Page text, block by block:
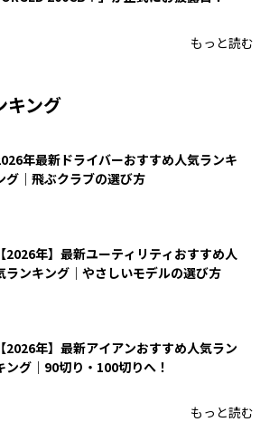
もっと読む
キング
年最新ドライバーおすすめ人気ランキ
グ｜飛ぶクラブの選び方
【2026年】最新ユーティリティおすすめ人
ランキング｜やさしいモデルの選び方
【2026年】最新アイアンおすすめ人気ラン
ング｜90切り・100切りへ！
もっと読む